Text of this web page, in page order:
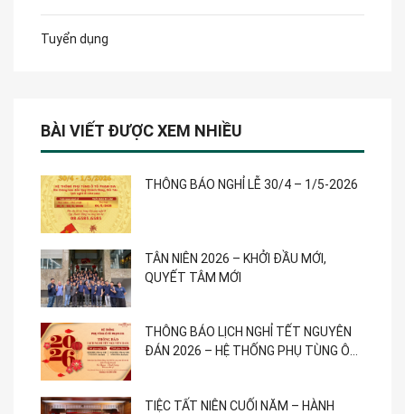
Tuyển dụng
BÀI VIẾT ĐƯỢC XEM NHIỀU
THÔNG BÁO NGHỈ LỄ 30/4 – 1/5-2026
TÂN NIÊN 2026 – KHỞI ĐẦU MỚI,
QUYẾT TÂM MỚI
THÔNG BÁO LỊCH NGHỈ TẾT NGUYÊN
ĐÁN 2026 – HỆ THỐNG PHỤ TÙNG Ô
TIỆC TẤT NIÊN CUỐI NĂM – HÀNH